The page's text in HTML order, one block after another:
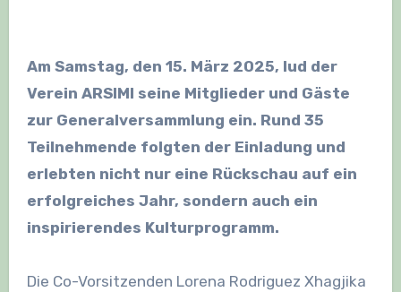
Am Samstag, den 15. März 2025, lud der
Verein ARSIMI seine Mitglieder und Gäste
zur Generalversammlung ein. Rund 35
Teilnehmende folgten der Einladung und
erlebten nicht nur eine Rückschau auf ein
erfolgreiches Jahr, sondern auch ein
inspirierendes Kulturprogramm.
Die Co-Vorsitzenden Lorena Rodriguez Xhagjika